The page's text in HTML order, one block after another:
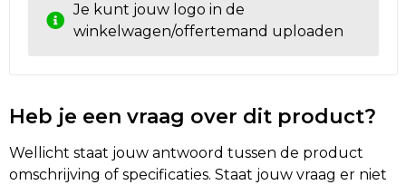
Je kunt jouw logo in de
winkelwagen/offertemand uploaden
Heb je een vraag over dit product?
Wellicht staat jouw antwoord tussen de product
omschrijving of specificaties. Staat jouw vraag er niet